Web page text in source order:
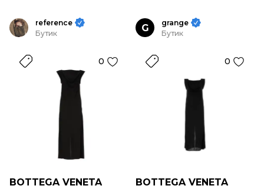
reference
Бутик
0
BOTTEGA VENETA
G
grange
Бутик
0
BOTTEGA VENETA